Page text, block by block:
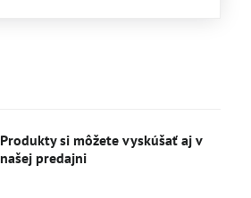
Produkty si môžete vyskúšať aj v
našej predajni